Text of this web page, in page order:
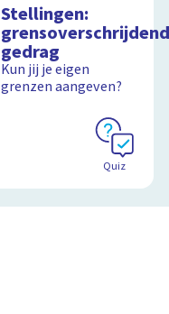
Stellingen:
gedrag
Kun jij je eigen
grenzen aangeven?
Quiz